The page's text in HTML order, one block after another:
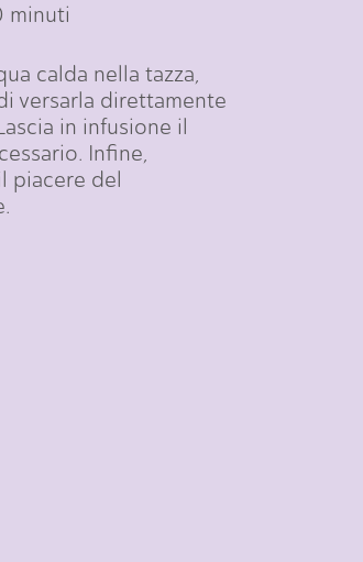
minuti
calda nella tazza,
versarla direttamente
in infusione il
Infine,
piacere del